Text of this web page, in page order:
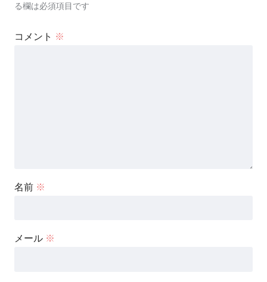
る欄は必須項目です
コメント ※
名前 ※
メール ※